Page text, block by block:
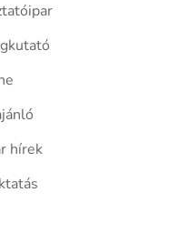
hírek